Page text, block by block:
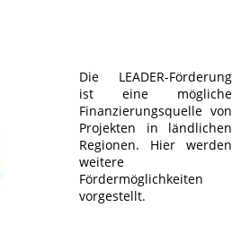
Die LEADER-Förderung
ist eine mögliche
Finanzierungsquelle von
Projekten in ländlichen
Regionen. Hier werden
weitere
Fördermöglichkeiten
vorgestellt.